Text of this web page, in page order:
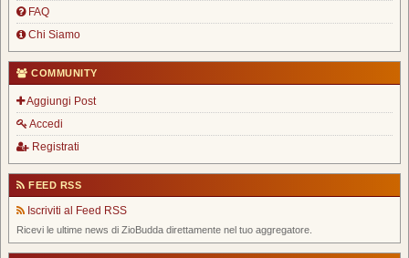
FAQ
Chi Siamo
COMMUNITY
Aggiungi Post
Accedi
Registrati
FEED RSS
Iscriviti al Feed RSS
Ricevi le ultime news di ZioBudda direttamente nel tuo aggregatore.